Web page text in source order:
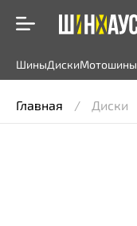
ШиныДискиМотошины
Главная Диски